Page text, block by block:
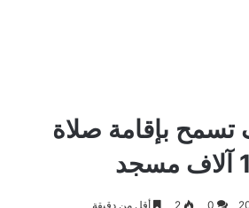
تسمح بإقامة صلاة
0
2 أقل من دقيقة